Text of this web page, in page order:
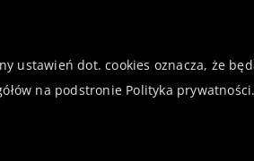
dot. cookies oznacza, że
na podstronie Polityka prywatności.